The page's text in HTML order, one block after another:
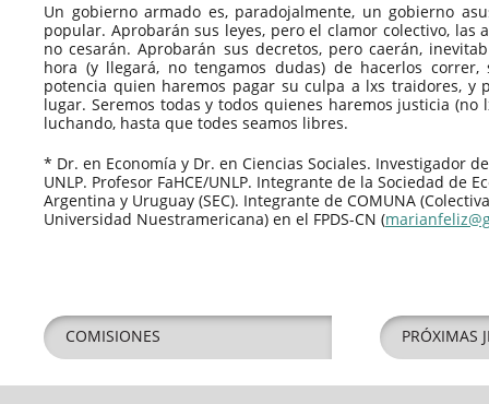
Un gobierno armado es, paradojalmente, un gobierno
popular. Aprobarán sus leyes, pero el clamor colectivo, las
no cesarán. Aprobarán sus decretos, pero caerán,
hora (y llegará, no tengamos dudas) de hacerlos correr,
potencia quien haremos pagar su culpa a lxs traidores, y
lugar. Seremos todas y todos quienes haremos justicia (no
luchando, hasta que todes seamos libres.
* Dr. en Economía y Dr. en Ciencias Sociales. Investigador
UNLP. Profesor FaHCE/UNLP. Integrante de la Sociedad de
Argentina y Uruguay (SEC). Integrante de COMUNA
Universidad Nuestramericana) en el FPDS-CN (
COMISIONES PRÓXIMAS